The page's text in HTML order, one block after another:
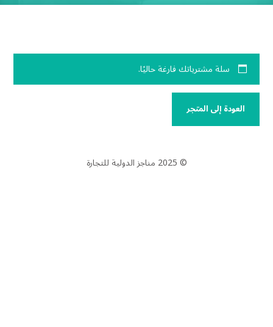
سلة مشترياتك فارغة حاليًا.
العودة إلى المتجر
© 2025 مناجز الدولية للتجارة